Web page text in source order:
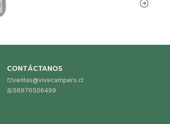
CONTÁCTANOS
ventas@vivecampers.cl
56976506499